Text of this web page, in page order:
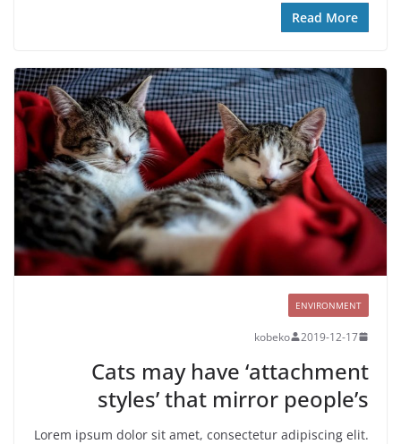
Read More
ENVIRONMENT
2019-12-17
kobeko
Cats may have ‘attachment
styles’ that mirror people’s
Lorem ipsum dolor sit amet, consectetur adipiscing elit.